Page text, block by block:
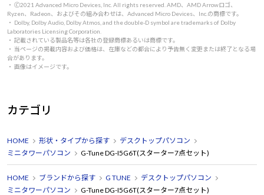
・ 🄫2021 Advanced Micro Devices, Inc. All rights reserved. AMD、AMD Arrowロゴ、
Ryzen、Radeon、およびその組み合わせは、Advanced Micro Devices、Inc.の商標です。
・ Dolby, Dolby Audio, Dolby Atmos, and the double-D symbol are trademarks of Dolby
Laboratories Licensing Corporation.
・ 記載されている製品名等は各社の登録商標あるいは商標です。
・ 当ページの掲載内容および価格は、在庫などの都合により予告無く変更または終了となる場
合があります。
・ 画像はイメージです。
カテゴリ
HOME 形状・タイプから探す
デスクトップパソコン
ミニタワーパソコン
G-Tune DG-I5G6T(スターター7点セット)
HOME ブランドから探す G TUNE
デスクトップパソコン
ミニタワーパソコン
G-Tune DG-I5G6T(スターター7点セット)